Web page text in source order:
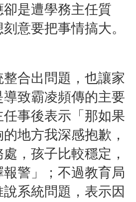
是遭學務主任質
意要把事情搞大。
合出問題，也讓家
致霸凌頻傳的主要
任事後表示「那如果
地方我深感抱歉，
，孩子比較穩定，
警」；不過教育局
系統問題，表示因